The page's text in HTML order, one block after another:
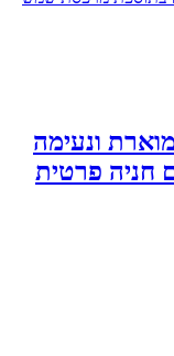
ונעימה
חניה פרטית